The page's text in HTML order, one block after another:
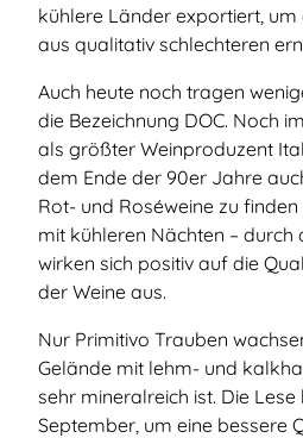
kühlere Länder exportiert,
aus qualitativ schlechteren
Auch heute noch tragen
die Bezeichnung DOC. Noch
als größter Weinproduzent
dem Ende der 90er Jahre
Rot- und Roséweine zu
mit kühleren Nächten – durch
wirken sich positiv auf die
der Weine aus.
Nur Primitivo Trauben
Gelände mit lehm- und
sehr mineralreich ist. Die
September, um eine bessere